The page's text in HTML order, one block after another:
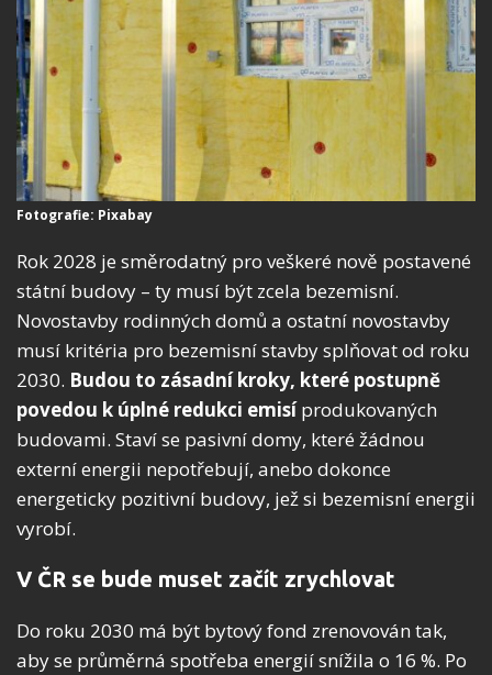
Fotografie: Pixabay
Rok 2028 je směrodatný pro veškeré nově postavené
státní budovy – ty musí být zcela bezemisní.
Novostavby rodinných domů a ostatní novostavby
musí kritéria pro bezemisní stavby splňovat od roku
2030. Budou to zásadní kroky, které postupně
povedou k úplné redukci emisíprodukovaných
budovami. Staví se pasivní domy, které žádnou
externí energii nepotřebují, anebo dokonce
energeticky pozitivní budovy, jež si bezemisní energii
vyrobí.
V ČR se bude muset začít zrychlovat
Do roku 2030 má být bytový fond zrenovován tak,
aby se průměrná spotřeba energií snížila o 16 %. Po